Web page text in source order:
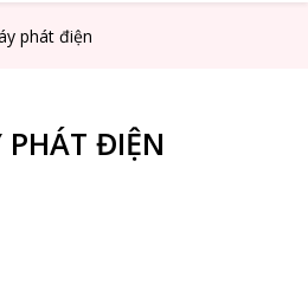
phát điện
ĐIỆN